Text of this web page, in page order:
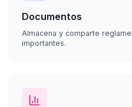
Documentos
Almacena y comparte
importantes.